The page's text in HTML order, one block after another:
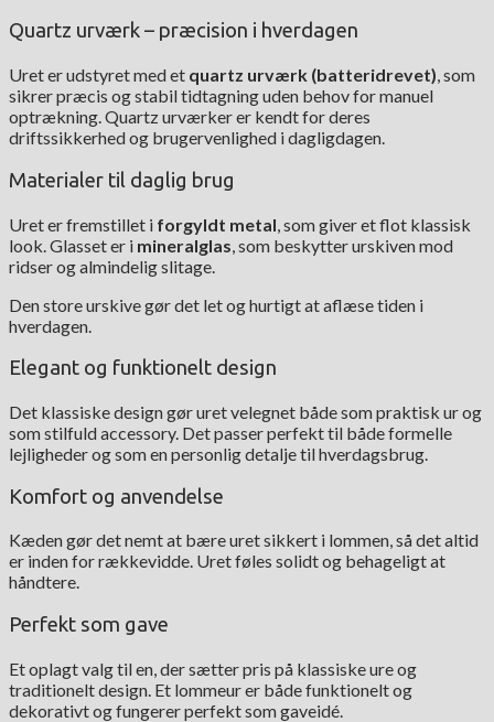
Quartz urværk – præcision i hverdagen
Uret er udstyret med et quartz urværk (batteridrevet), som
sikrer præcis og stabil tidtagning uden behov for manuel
optrækning. Quartz urværker er kendt for deres
driftssikkerhed og brugervenlighed i dagligdagen.
Materialer til daglig brug
Uret er fremstillet i forgyldt metal , som giver et flot klassisk
look. Glasset er i mineralglas , som beskytter urskiven mod
ridser og almindelig slitage.
Den store urskive gør det let og hurtigt at aflæse tiden i
hverdagen.
Elegant og funktionelt design
Det klassiske design gør uret velegnet både som praktisk ur og
som stilfuld accessory. Det passer perfekt til både formelle
lejligheder og som en personlig detalje til hverdagsbrug.
Komfort og anvendelse
Kæden gør det nemt at bære uret sikkert i lommen, så det altid
er inden for rækkevidde. Uret føles solidt og behageligt at
håndtere.
Perfekt som gave
Et oplagt valg til en, der sætter pris på klassiske ure og
traditionelt design. Et lommeur er både funktionelt og
dekorativt og fungerer perfekt som gaveidé.